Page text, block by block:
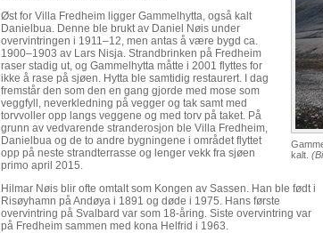
kalt.
Øst for Villa Fredheim ligger Gammelhytta, også kalt
Danielbua. Denne ble brukt av Daniel Nøis under
overvintringen i 1911–12, men antas å være bygd ca.
1900–1903 av Lars Nisja. Strandbrinken på Fredheim
raser stadig ut, og Gammelhytta måtte i 2001 flyttes for
ikke å rase på sjøen. Hytta ble samtidig restaurert. I dag
fremstår den som den en gang gjorde med mose som
veggfyll, neverkledning på vegger og tak samt med
torvvoller opp langs veggene og med torv på taket. På
grunn av vedvarende stranderosjon ble Villa Fredheim,
Danielbua og de to andre bygningene i området flyttet
opp på neste strandterrasse og lenger vekk fra sjøen
primo april 2015.
Hilmar Nøis blir ofte omtalt som Kongen av Sassen. Han ble født i
Risøyhamn på Andøya i 1891 og døde i 1975. Hans første
overvintring på Svalbard var som 18-åring. Siste overvintring var
på Fredheim sammen med kona Helfrid i 1963.